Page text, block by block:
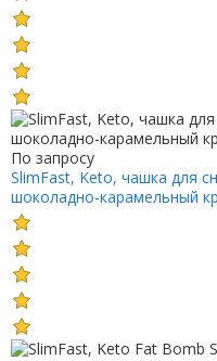
По запросу
SlimFast, Keto, чашка для
шоколадно-карамельный